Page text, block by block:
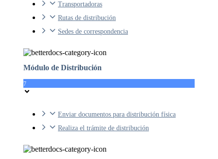
Transportadoras
Rutas de distribución
Sedes de correspondencia
Módulo de Distribución
7
Enviar documentos para distribución física
Realiza el trámite de distribución